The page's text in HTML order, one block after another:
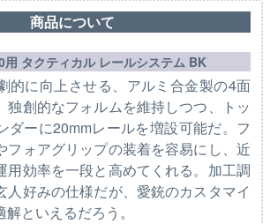
商品について
用 タクティカル レールシステム BK
的に向上させる、アルミ合金製の4面
独創的なフォルムを維持しつつ、トッ
ダーに20mmレールを増設可能だ。フ
フォアグリップの装着を容易にし、近
用効率を一段と高めてくれる。加工調
人好みの仕様だが、愛銃のカスタマイ
といえるだろう。